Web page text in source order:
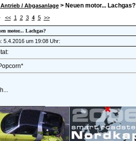
/ Abgasanlage> Neuen motor... Lachgas?
<< 1 2 3 4 5 >>
motor... Lachgas?
5.4.2016 um 19:08 Uhr: